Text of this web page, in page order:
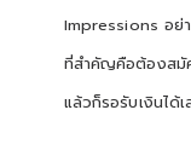
Impressions อย่
ที่สำคัญคือต้องสมั
แล้วก็รอรับเงินได้เ